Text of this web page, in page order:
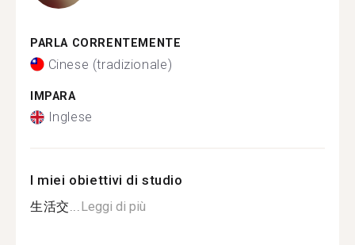
PARLA CORRENTEMENTE
Cinese (tradizionale)
IMPARA
Inglese
I miei obiettivi di studio
生活交...Leggi di più